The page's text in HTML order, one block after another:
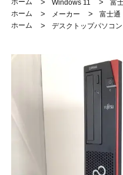
ホーム
> Windows 11 >
富
ホーム
> メーカー > 富士通
ホーム
> デスクトップパソコン